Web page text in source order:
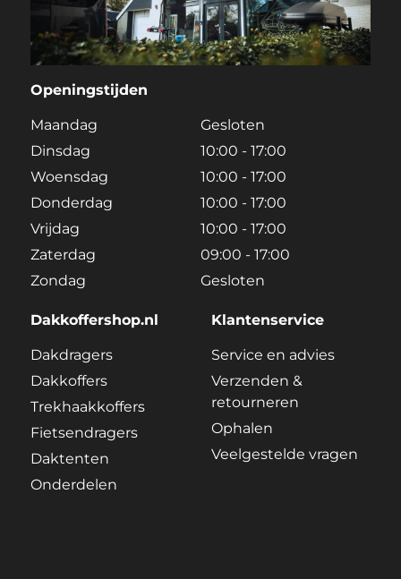
Openingstijden
Maandag
Gesloten
Dinsdag
10:00 - 17:00
Woensdag
10:00 - 17:00
Donderdag
10:00 - 17:00
Vrijdag
10:00 - 17:00
Zaterdag
09:00 - 17:00
Zondag
Gesloten
Dakkoffershop.nl
Dakdragers
Dakkoffers
Trekhaakkoffers
Fietsendragers
Daktenten
Onderdelen
Klantenservice
Service en advies
Verzenden &
retourneren
Ophalen
Veelgestelde vragen